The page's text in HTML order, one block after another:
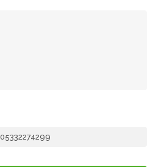
05332274299